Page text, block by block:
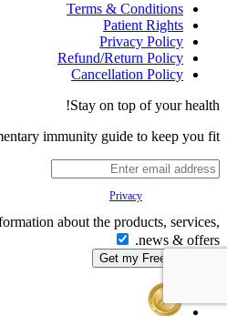
Terms & Conditions
Patient Rights
Privacy Policy
Refund/Return Policy
Cancellation Policy
Stay on top of your health!
immunity guide to keep you fit.
Privacy
about the products, services,
news & offers.